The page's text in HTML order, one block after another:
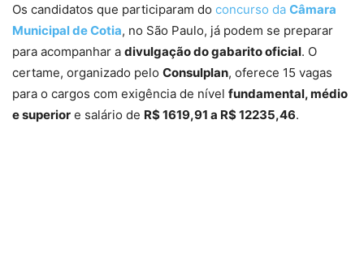
Os candidatos que participaram do concurso da Câmara
Municipal de Cotia, no São Paulo, já podem se preparar
para acompanhar a divulgação do gabarito oficial. O
certame, organizado pelo Consulplan, oferece 15 vagas
para o cargos com exigência de nível fundamental, médio
e superior e salário de R$ 1619,91 a R$ 12235,46.